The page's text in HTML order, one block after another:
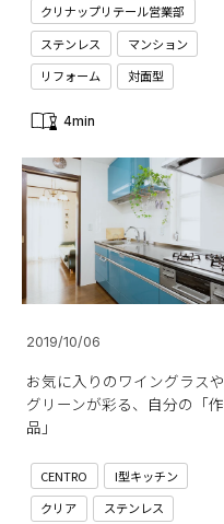
クリナップリテール営業部
ステンレス
マンション
リフォーム
対面型
4min
2019/10/06
お気に入りのワイングラスや
グリーンが彩る、自分の「作
品」
CENTRO
I型キッチン
クリア
ステンレス